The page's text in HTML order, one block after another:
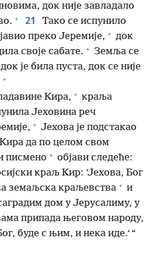
док није завладало
+ 21
Тако се испунило
преко Јеремије, + док
своје сабате. + Земља се
је била пуста, док се није
+
Кира, + краља
Јеховина реч
+ Јехова је подстакао
да по целом свом
писмено + објави следеће:
краљ Кир: ’Јехова, Бог
земаљска краљевства + и
дом у Јерусалиму, у
припада његовом народу,
буде с њим, и нека иде.‘ “